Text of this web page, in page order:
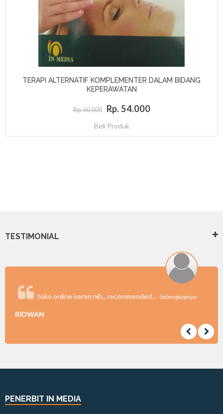
TERAPI ALTERNATIF KOMPLEMENTER DALAM BIDANG
KEPERAWATAN
Rp. 60.000 Rp. 54.000
Beli Produk
TESTIMONIAL
toko online keren nih.. recommended... -Selengkapnya-
RIDWAN
PENERBIT IN MEDIA